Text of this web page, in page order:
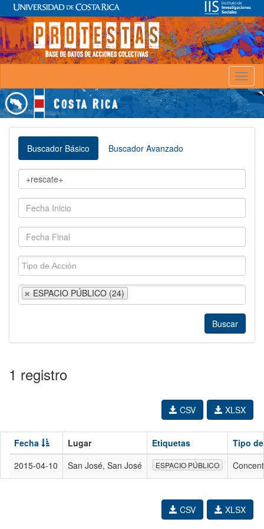
Buscador Básico Buscador Avanzado
ESPACIO PÚBLICO (24)
1 registro
XLSX
CSV
Fecha Lugar Etiquetas
Tipo
2015-04-10
San José, San José ESPACIO PÚBLICO
XLSX
CSV